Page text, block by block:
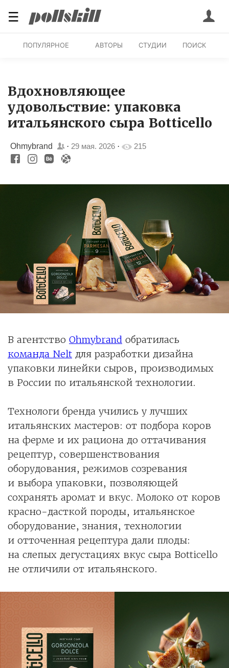
☰
ПОПУЛЯРНОЕ АВТОРЫ СТУДИИ ПОИСК
Вдохновляющее
удовольствие: упаковка
итальянского сыра Botticello
Ohmybrand · 29 мая. 2026 · 215
В агентство Ohmybrand обратилась
команда Nelt для разработки дизайна
упаковки линейки сыров, производимых
в России по итальянской технологии.
Технологи бренда учились у лучших
итальянских мастеров: от подбора коров
на ферме и их рациона до оттачивания
рецептур, совершенствования
оборудования, режимов созревания
и выбора упаковки, позволяющей
сохранять аромат и вкус. Молоко от коров
красно-дасткой породы, итальянское
оборудование, знания, технологии
и отточенная рецептура дали плоды:
на слепых дегустациях вкус сыра Botticello
не отличили от итальянского.